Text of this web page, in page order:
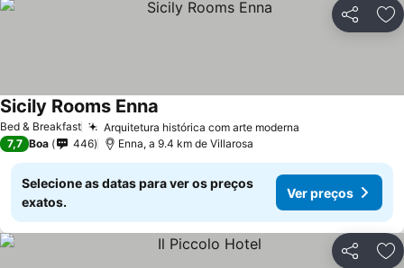
Partilhar
Bed & Breakfast Arquitetura histórica com arte moderna
Sicily Rooms Enna
7,7 Boa 446 Enna, a 9.4 km de Villarosa
Selecione as datas para ver os preços
exatos.
Ver preços
Partilhar